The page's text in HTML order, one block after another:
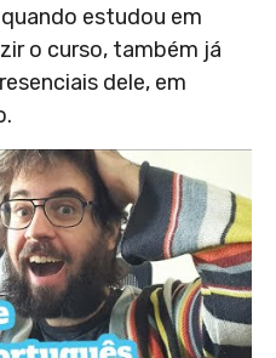
estudou em
o curso, também já
dele, em